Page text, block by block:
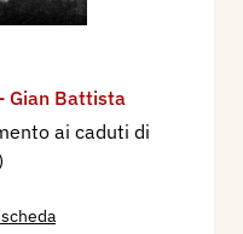
Gian Battista
ai caduti di